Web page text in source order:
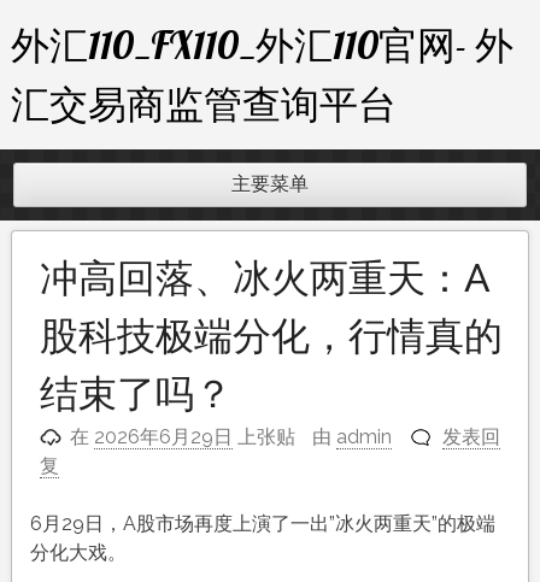
至
内
容
外汇110_FX110_外汇110官网- 外
汇交易商监管查询平台
主要菜单
冲高回落、冰火两重天：A
股科技极端分化，行情真的
结束了吗？
在 2026年6月29日 上张贴 由 admin
发表回
复
6月29日，A股市场再度上演了一出”冰火两重天”的极端
分化大戏。